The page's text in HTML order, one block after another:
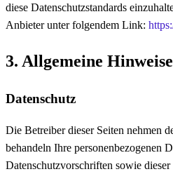
diese Datenschutzstandards
Anbieter unter folgendem Link:
3. Allgemeine
Datenschutz
Die Betreiber dieser Seiten nehmen
behandeln Ihre personenbezogenen
Datenschutzvorschriften sowie